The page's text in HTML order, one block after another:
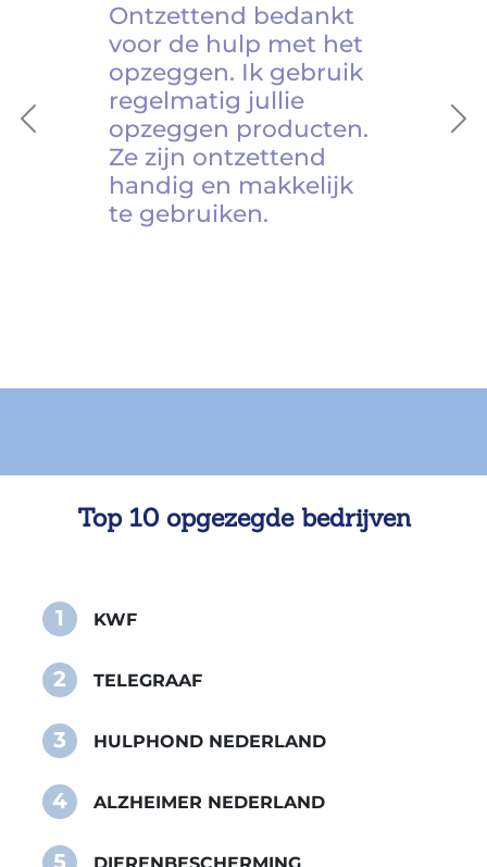
Previous
Ontzettend bedankt
voor de hulp met het
opzeggen. Ik gebruik
regelmatig jullie
opzeggen producten.
Ze zijn ontzettend
handig en makkelijk
te gebruiken.
Top 10 opgezegde bedrijven
1 KWF
2 TELEGRAAF
3 HULPHOND NEDERLAND
4 ALZHEIMER NEDERLAND